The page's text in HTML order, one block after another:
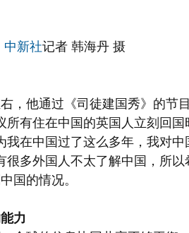
中新社记者 韩海丹 摄
他通过《司徒建国秀》的节
有住在中国的英国人立刻回国
在中国过了这么多年，我对中
多外国人不太了解中国，所以
国的情况。
力